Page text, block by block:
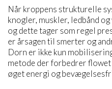
Når kroppens strukturelle
knogler, muskler, ledbånd
og dette tager som regel
er årsagen til smerter og
Dorn er ikke kun
metode der forbedrer
øget energi og